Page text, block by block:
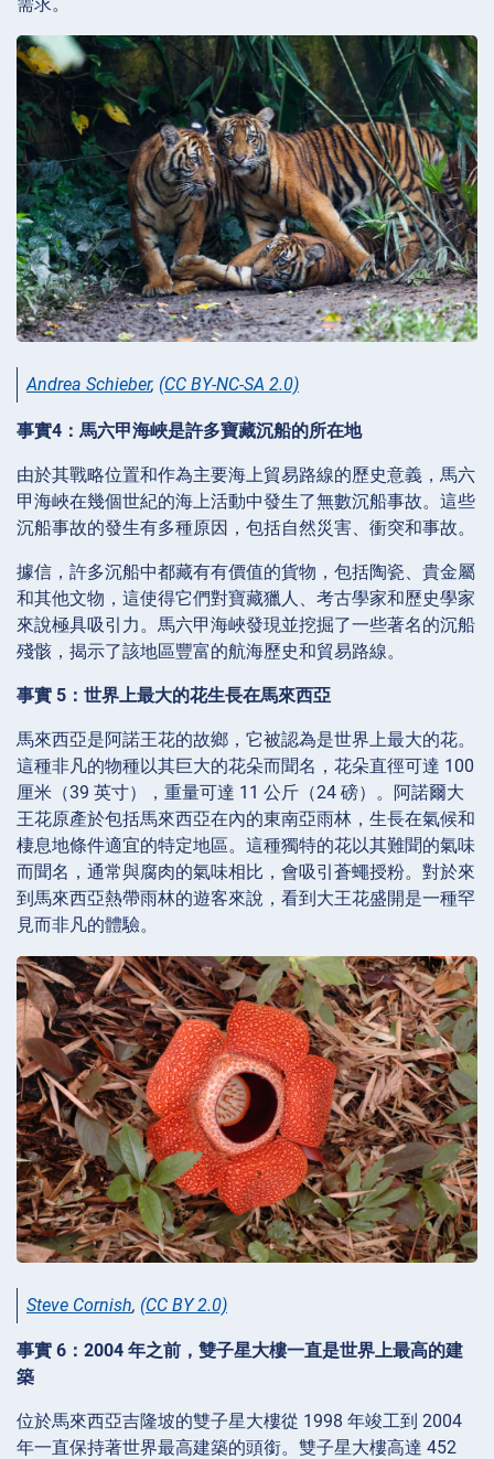
Andrea Schieber, (CC BY-NC-SA 2.0)
事實4：馬六甲海峽是許多寶藏沉船的所在地
由於其戰略位置和作為主要海上貿易路線的歷史意義，馬六
甲海峽在幾個世紀的海上活動中發生了無數沉船事故。這些
沉船事故的發生有多種原因，包括自然災害、衝突和事故。
據信，許多沉船中都藏有有價值的貨物，包括陶瓷、貴金屬
和其他文物，這使得它們對寶藏獵人、考古學家和歷史學家
來說極具吸引力。馬六甲海峽發現並挖掘了一些著名的沉船
殘骸，揭示了該地區豐富的航海歷史和貿易路線。
事實 5：世界上最大的花生長在馬來西亞
馬來西亞是阿諾王花的故鄉，它被認為是世界上最大的花。
這種非凡的物種以其巨大的花朵而聞名，花朵直徑可達 100
厘米（39 英寸），重量可達 11 公斤（24 磅）。阿諾爾大
王花原產於包括馬來西亞在內的東南亞雨林，生長在氣候和
棲息地條件適宜的特定地區。這種獨特的花以其難聞的氣味
而聞名，通常與腐肉的氣味相比，會吸引蒼蠅授粉。對於來
到馬來西亞熱帶雨林的遊客來說，看到大王花盛開是一種罕
見而非凡的體驗。
Steve Cornish, (CC BY 2.0)
事實 6：2004 年之前，雙子星大樓一直是世界上最高的建
築
位於馬來西亞吉隆坡的雙子星大樓從 1998 年竣工到 2004
年一直保持著世界最高建築的頭銜。雙子星大樓高達 452